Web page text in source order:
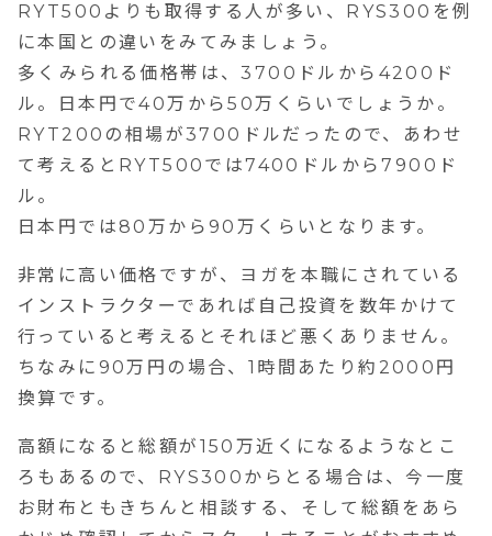
RYT500よりも取得する人が多い、RYS300を例
に本国との違いをみてみましょう。
多くみられる価格帯は、3700ドルから4200ド
ル。日本円で40万から50万くらいでしょうか。
RYT200の相場が3700ドルだったので、あわせ
て考えるとRYT500では7400ドルから7900ド
ル。
日本円では80万から90万くらいとなります。
非常に高い価格ですが、ヨガを本職にされている
インストラクターであれば自己投資を数年かけて
行っていると考えるとそれほど悪くありません。
ちなみに90万円の場合、1時間あたり約2000円
換算です。
高額になると総額が150万近くになるようなとこ
ろもあるので、RYS300からとる場合は、今一度
お財布ともきちんと相談する、そして総額をあら